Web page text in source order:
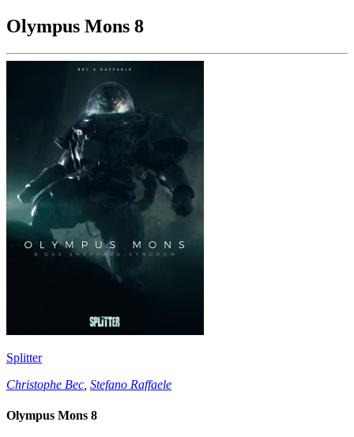
Olympus Mons 8
Splitter
Christophe Bec Stefano Raffaele
Olympus Mons 8